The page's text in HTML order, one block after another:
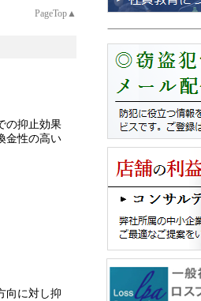
PageTop▲
の抑止効果
金性の高い
向に対し抑